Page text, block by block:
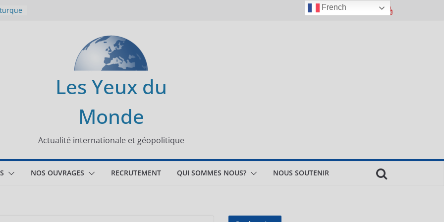
Les Yeux du
Monde
Actualité internationale et géopolitique
NOS OUVRAGES RECRUTEMENT QUI SOMMES NOUS? NOUS SOUTENIR
French